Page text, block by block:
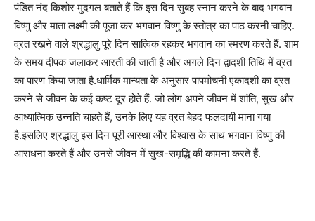
पंडित नंद किशोर मुदगल बताते हैं कि इस दिन सुबह स्नान करने के बाद भगवान
विष्णु और माता लक्ष्मी की पूजा कर भगवान विष्णु के स्तोत्र का पाठ करनी चाहिए.
व्रत रखने वाले श्रद्धालु पूरे दिन सात्विक रहकर भगवान का स्मरण करते हैं. शाम
के समय दीपक जलाकर आरती की जाती है और अगले दिन द्वादशी तिथि में व्रत
का पारण किया जाता है.धार्मिक मान्यता के अनुसार पापमोचनी एकादशी का व्रत
करने से जीवन के कई कष्ट दूर होते हैं. जो लोग अपने जीवन में शांति, सुख और
आध्यात्मिक उन्नति चाहते हैं, उनके लिए यह व्रत बेहद फलदायी माना गया
है.इसलिए श्रद्धालु इस दिन पूरी आस्था और विश्वास के साथ भगवान विष्णु की
आराधना करते हैं और उनसे जीवन में सुख-समृद्धि की कामना करते हैं.